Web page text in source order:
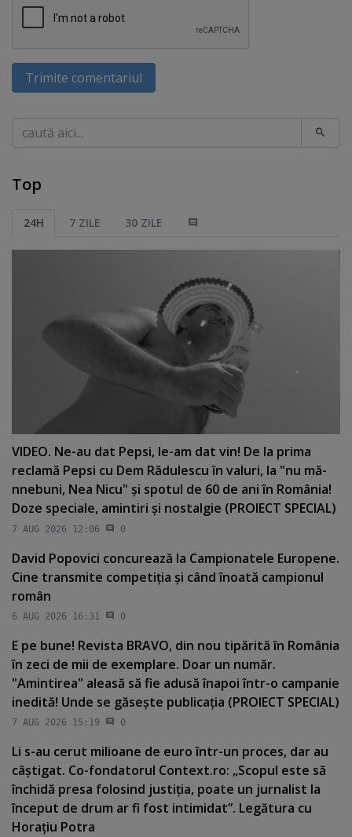
Trimite comentariul
Caută
Top
24H 7 ZILE 30 ZILE
VIDEO. Ne-au dat Pepsi, le-am dat vin! De la prima
reclamă Pepsi cu Dem Rădulescu în valuri, la "nu mă-
nnebuni, Nea Nicu" şi spotul de 60 de ani în România!
Doze speciale, amintiri şi nostalgie (PROIECT SPECIAL)
7 AUG 2026 12:06 0
David Popovici concurează la Campionatele Europene.
Cine transmite competiţia şi când înoată campionul
român
6 AUG 2026 16:31 0
E pe bune! Revista BRAVO, din nou tipărită în România
în zeci de mii de exemplare. Doar un număr.
"Amintirea" aleasă să fie adusă înapoi într-o campanie
inedită! Unde se găseşte publicaţia (PROIECT SPECIAL)
7 AUG 2026 15:19 0
Li s-au cerut milioane de euro într-un proces, dar au
câştigat. Co-fondatorul Context.ro: „Scopul este să
închidă presa folosind justiţia, poate un jurnalist la
început de drum ar fi fost intimidat”. Legătura cu
Horaţiu Potra